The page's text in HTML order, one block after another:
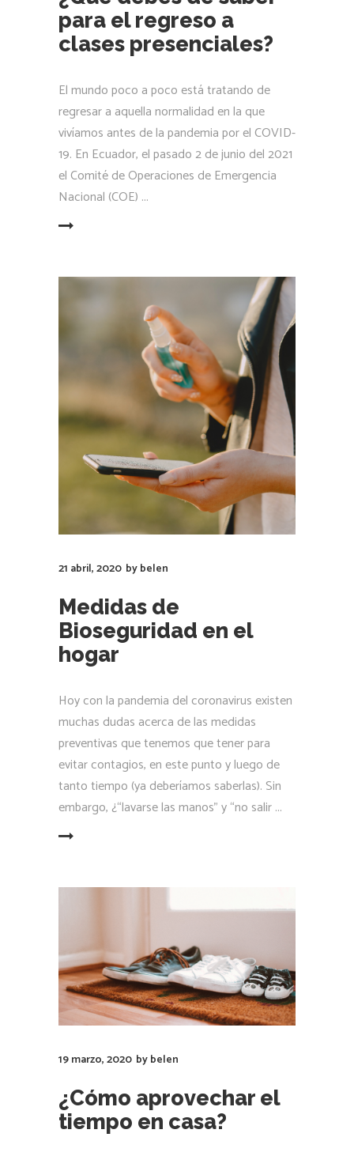
para el regreso a
clases presenciales?
El mundo poco a poco está tratando de
regresar a aquella normalidad en la que
vivíamos antes de la pandemia por el COVID-
19. En Ecuador, el pasado 2 de junio del 2021
el Comité de Operaciones de Emergencia
Nacional (COE)
21 abril, 2020 bybelen
Medidas de
Bioseguridad en el
hogar
Hoy con la pandemia del coronavirus existen
muchas dudas acerca de las medidas
preventivas que tenemos que tener para
evitar contagios, en este punto y luego de
tanto tiempo (ya deberíamos saberlas). Sin
embargo, ¿“lavarse las manos” y “no salir
19 marzo, 2020 bybelen
¿Cómo aprovechar el
tiempo en casa?